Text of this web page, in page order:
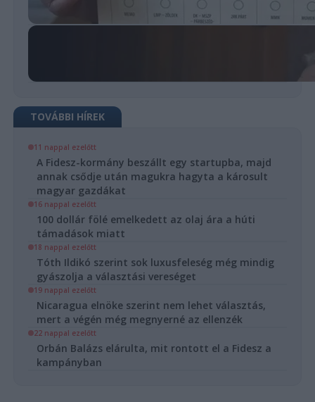
TOVÁBBI HÍREK
11 nappal ezelőtt
A Fidesz-kormány beszállt egy startupba, majd
annak csődje után magukra hagyta a károsult
magyar gazdákat
16 nappal ezelőtt
100 dollár fölé emelkedett az olaj ára a húti
támadások miatt
18 nappal ezelőtt
Tóth Ildikó szerint sok luxusfeleség még mindig
gyászolja a választási vereséget
19 nappal ezelőtt
Nicaragua elnöke szerint nem lehet választás,
mert a végén még megnyerné az ellenzék
22 nappal ezelőtt
Orbán Balázs elárulta, mit rontott el a Fidesz a
kampányban